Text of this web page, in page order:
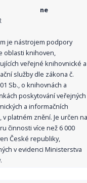
ne
je nástrojem podpory
oblasti knihoven,
veřejné knihovnické a
služby dle zákona č.
Sb., o knihovnách a
poskytování veřejných
a informačních
v platném znění. Je určen na
činnosti více než 6 000
České republiky,
v evidenci Ministerstva